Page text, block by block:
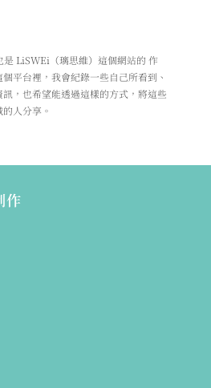
LiSWEi（璃思維）這個網站的 作
平台裡，我會紀錄一些自己所看到、
，也希望能透過這樣的方式，將這些
人分享。
作